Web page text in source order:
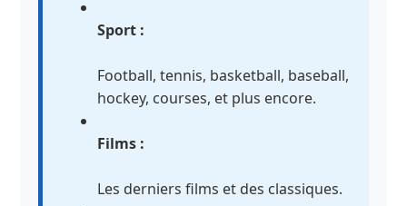
Sport :
Football, tennis, basketball, baseball,
hockey, courses, et plus encore.
Films :
Les derniers films et des classiques.